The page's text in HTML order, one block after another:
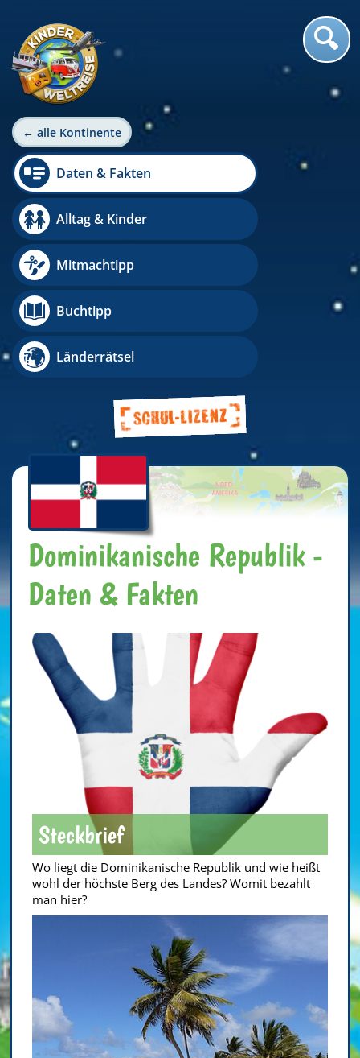
← alle Kontinente
Daten & Fakten
Alltag & Kinder
Mitmachtipp
Buchtipp
Länderrätsel
Dominikanische Republik -
Daten & Fakten
Steckbrief
Wo liegt die Dominikanische Republik und wie heißt
wohl der höchste Berg des Landes? Womit bezahlt
man hier?